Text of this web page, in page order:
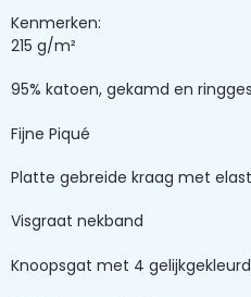
Kenmerken:
215 g/m²
95% katoen, gekamd en
Fijne Piqué
Platte gebreide kraag met
Visgraat nekband
Knoopsgat met 4